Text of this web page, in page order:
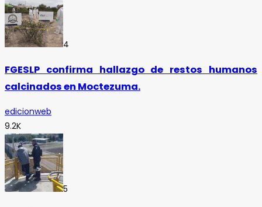
4
FGESLP confirma hallazgo de restos humanos
calcinados en Moctezuma.
edicionweb
9.2K
5